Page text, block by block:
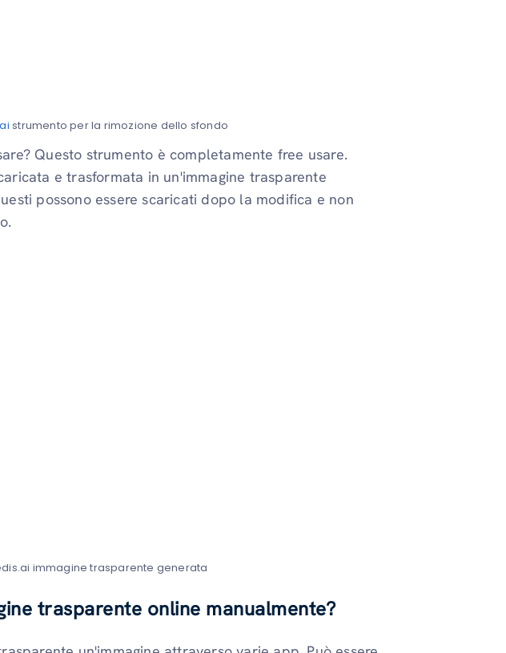
strumento per la rimozione dello sfondo
Questo strumento è completamente free usare.
e trasformata in un'immagine trasparente
possono essere scaricati dopo la modifica e non
immagine trasparente generata
trasparente online manualmente?